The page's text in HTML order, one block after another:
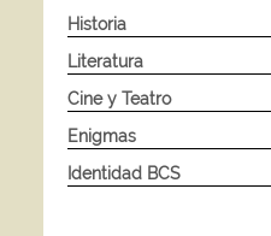
Historia
Literatura
Cine y Teatro
Enigmas
Identidad BCS